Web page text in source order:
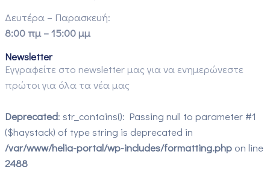
Δευτέρα – Παρασκευή:
8:00 πμ – 15:00 μμ
Newsletter
Εγγραφείτε στο newsletter μας για να ενημερώνεστε
πρώτοι για όλα τα νέα μας
Deprecated: str_contains(): Passing null to parameter #1
($haystack) of type string is deprecated in
/var/www/helia-portal/wp-includes/formatting.php on line
2488